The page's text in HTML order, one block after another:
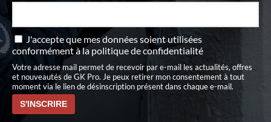
J'accepte que mes données soient utilisées
conformément àla politique de confidentialité
Votre adresse mail permet de recevoir par e-mail les actualités, offres
et nouveautés de GK Pro. Je peux retirer mon consentement à tout
moment via le lien de désinscription présent dans chaque e-mail.